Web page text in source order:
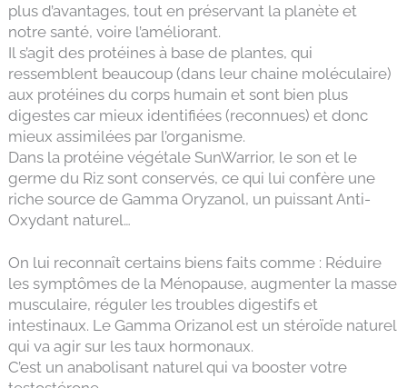
plus d’avantages, tout en préservant la planète et
notre santé, voire l’améliorant.
Il s’agit des protéines à base de plantes, qui
ressemblent beaucoup (dans leur chaine moléculaire)
aux protéines du corps humain et sont bien plus
digestes car mieux identifiées (reconnues) et donc
mieux assimilées par l’organisme.
Dans la protéine végétale SunWarrior, le son et le
germe du Riz sont conservés, ce qui lui confère une
riche source de Gamma Oryzanol, un puissant Anti-
Oxydant naturel…
On lui reconnaît certains biens faits comme : Réduire
les symptômes de la Ménopause, augmenter la masse
musculaire, réguler les troubles digestifs et
intestinaux. Le Gamma Orizanol est un stéroïde naturel
qui va agir sur les taux hormonaux.
C’est un anabolisant naturel qui va booster votre